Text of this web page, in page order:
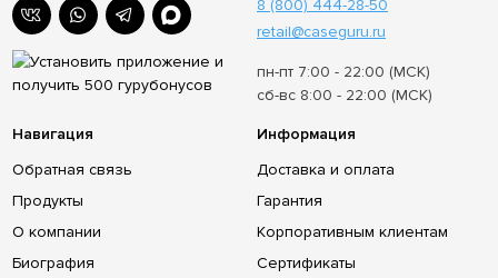
Навигация
Обратная связь
Продукты
О компании
Биография
Информация
Доставка и оплата
Гарантия
Корпоративным клиентам
Сертификаты
8 (800) 444-28-50
retail@caseguru.ru
пн-пт 7:00 - 22:00 (МСК)
сб-вс 8:00 - 22:00 (МСК)